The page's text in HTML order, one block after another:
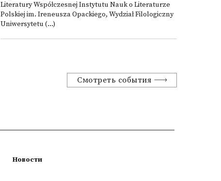
Literatury Współczesnej Instytutu Nauk o Literaturze
Polskiej im. Ireneusza Opackiego, Wydział Filologiczny
Uniwersytetu (...)
Смотреть события
Новости